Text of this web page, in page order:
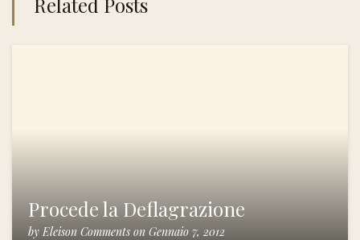
Procede la Deflagrazione
by Eleison Comments on Gennaio 7, 2012